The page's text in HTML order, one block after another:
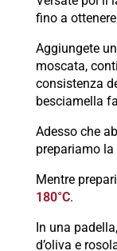
fino a
Aggiungete
moscata,
consistenza
besciamella
Adesso che
prepariamo
Mentre
180°C.
In una
d’oliva e